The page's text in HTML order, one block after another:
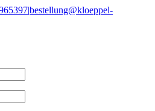
|bestellung@kloeppel-